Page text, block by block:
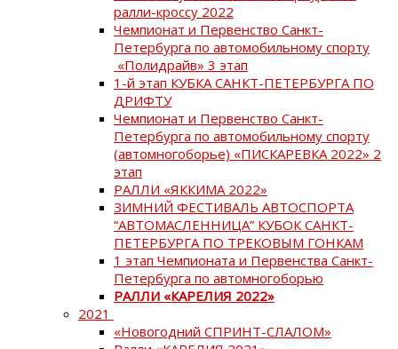
ралли-кроссу 2022
Чемпионат и Первенство Санкт-
Петербурга по автомобильному спорту
«Полидрайв» 3 этап
1-й этап КУБКА САНКТ-ПЕТЕРБУРГА ПО
ДРИФТУ
Чемпионат и Первенство Санкт-
Петербурга по автомобильному спорту
(автомногоборье) «ПИСКАРЕВКА 2022» 2
этап
РАЛЛИ «ЯККИМА 2022»
ЗИМНИЙ ФЕСТИВАЛЬ АВТОСПОРТА
“АВТОМАСЛЕННИЦА” КУБОК САНКТ-
ПЕТЕРБУРГА ПО ТРЕКОВЫМ ГОНКАМ
1 этап Чемпионата и Первенства Санкт-
Петербурга по автомногоборью
РАЛЛИ «КАРЕЛИЯ 2022»
2021
«Новогодний СПРИНТ-СЛАЛОМ»